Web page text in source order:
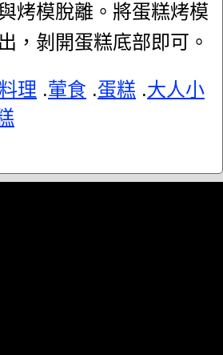
烤模脫離。將蛋糕烤模
，剝開蛋糕底部即可。
理 .葷食 .蛋糕 .大人小